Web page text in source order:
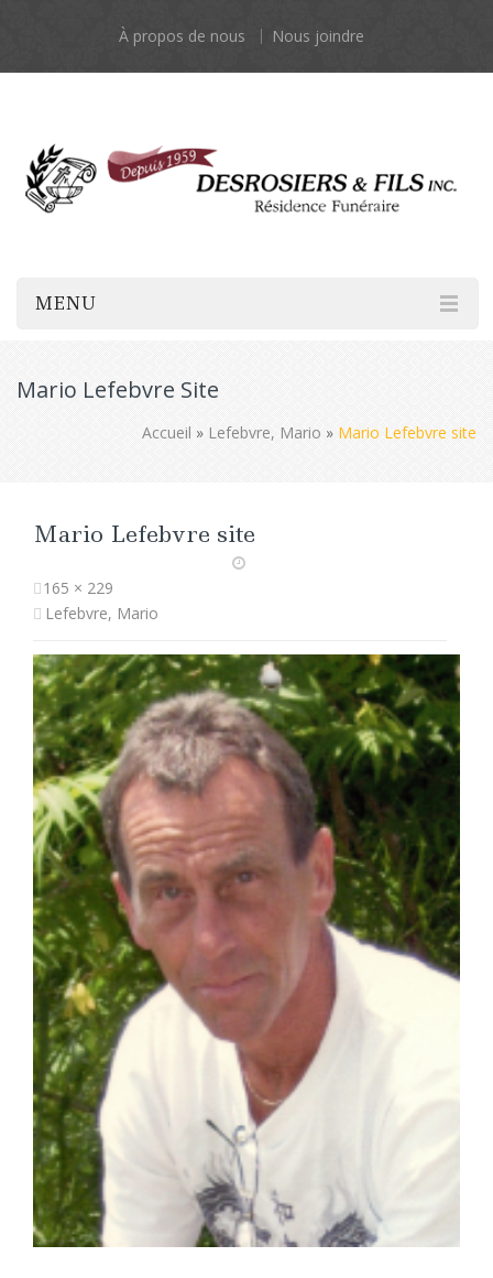
À propos de nous Nous joindre
MENU
Mario Lefebvre Site
Accueil » Lefebvre, Mario » Mario Lefebvre site
Mario Lefebvre site
165 × 229
Lefebvre, Mario